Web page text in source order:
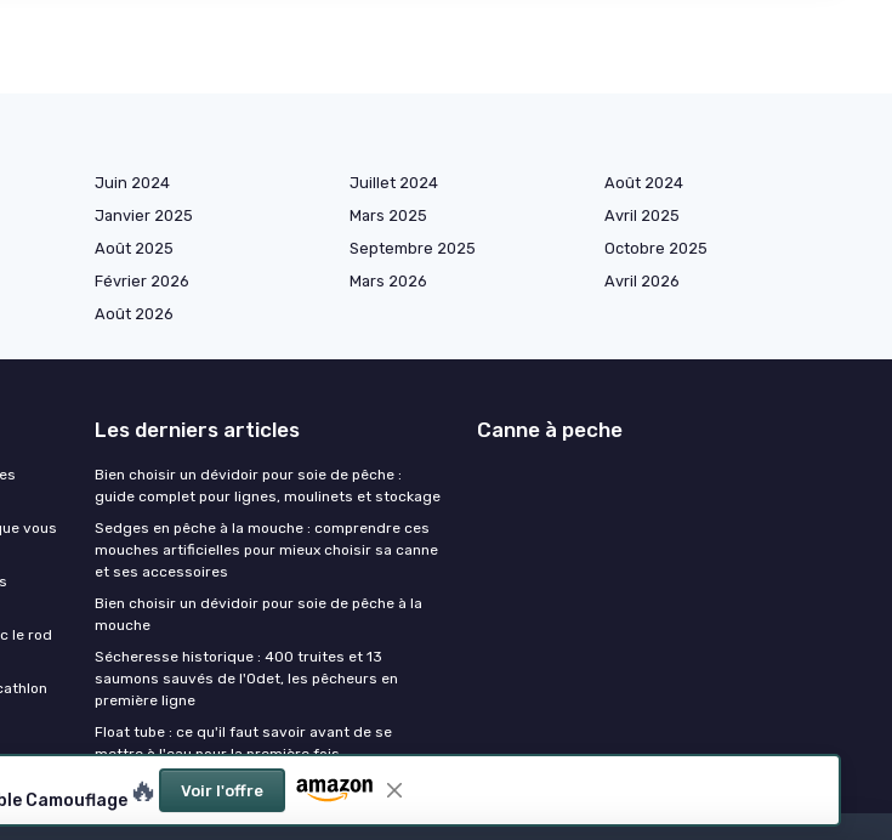
Camouflage🔥 Voir l'offre
Juin 2024 Juillet 2024
Août 2024
Janvier 2025 Mars 2025
Avril 2025
Août 2025 Septembre 2025
Octobre 2025
Février 2026 Mars 2026
Avril 2026
Août 2026
vous
le rod
Les derniers articles
Bien choisir un dévidoir pour soie de pêche :
guide complet pour lignes, moulinets et stockage
Sedges en pêche à la mouche : comprendre ces
mouches artificielles pour mieux choisir sa canne
et ses accessoires
Bien choisir un dévidoir pour soie de pêche à la
mouche
Sécheresse historique : 400 truites et 13
saumons sauvés de l'Odet, les pêcheurs en
première ligne
Float tube : ce qu'il faut savoir avant de se
mettre à l'eau pour la première fois
Canne à peche